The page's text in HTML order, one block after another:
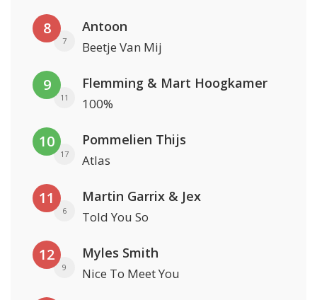
8
7
Antoon
Beetje Van Mij
9
11
Flemming & Mart Hoogkamer
100%
10
17
Pommelien Thijs
Atlas
11
6
Martin Garrix & Jex
Told You So
12
9
Myles Smith
Nice To Meet You